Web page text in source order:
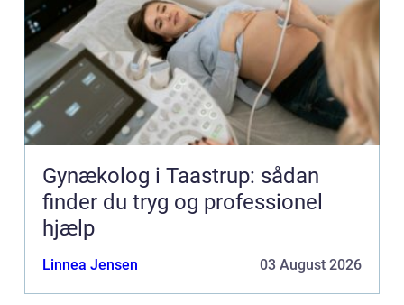
Gynækolog i Taastrup: sådan
finder du tryg og professionel
hjælp
Linnea Jensen 03 August 2026